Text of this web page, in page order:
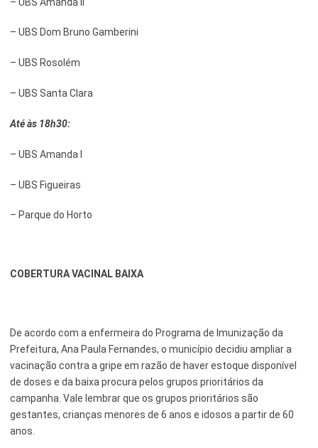
– UBS Dom Bruno Gamberini
– UBS Rosolém
– UBS Santa Clara
Até às 18h30:
– UBS Amanda I
– UBS Figueiras
– Parque do Horto
COBERTURA VACINAL BAIXA
De acordo com a enfermeira do Programa de Imunização da
Prefeitura, Ana Paula Fernandes, o município decidiu ampliar a
vacinação contra a gripe em razão de haver estoque disponível
de doses e da baixa procura pelos grupos prioritários da
campanha. Vale lembrar que os grupos prioritários são
gestantes, crianças menores de 6 anos e idosos a partir de 60
anos.